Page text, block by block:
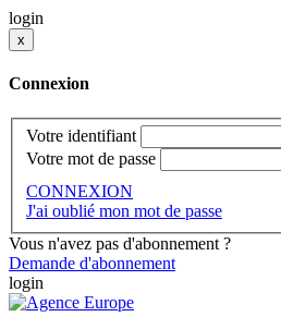
login
x
Connexion
Votre identifiant
Votre mot de passe
CONNEXION
J'ai oublié mon mot de passe
Vous n'avez pas d'abonnement ?
Demande d'abonnement
login